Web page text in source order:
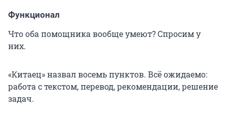
Функционал
Что оба помощника вообще умеют? Спросим у
них.
«Китаец» назвал восемь пунктов. Всё ожидаемо:
работа с текстом, перевод, рекомендации, решение
задач.